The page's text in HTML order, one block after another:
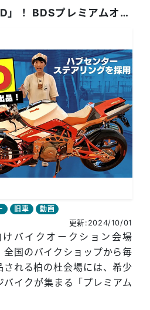
旧車
動画
更新:2024/10/01
ビモータ「テージ3D」！ BDSプレミアムオークション出品車両紹介！
バイクオークション会場
全国のバイクショップから毎
れる柏の杜会場には、希少
イクが集まる「プレミアム